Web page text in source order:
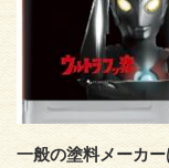
一般の塗料メーカ